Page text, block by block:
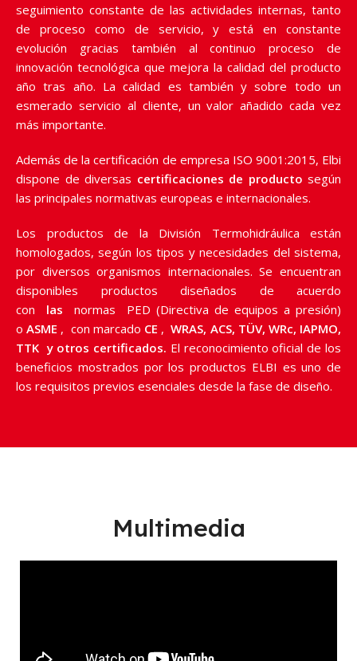
seguimiento constante de las actividades internas, tanto
de proceso como de servicio, y está en constante
evolución gracias también al continuo proceso de
innovación tecnológica que mejora la calidad del producto
año tras año. La calidad es también y sobre todo un
esmerado servicio al cliente, un valor añadido cada vez
más importante.
Además de la certificación de empresa ISO 9001:2015, Elbi
dispone de diversas certificaciones de producto según
las principales normativas europeas e internacionales.
Los productos de la División Termohidráulica están
homologados, según los tipos y necesidades del sistema,
por diversos organismos internacionales. Se encuentran
disponibles productos diseñados de acuerdo
con lasnormas PED (Directiva de equipos a presión)
oASME , con marcado CE ,WRAS, ACS, TÜV, WRc, IAPMO,
TTK y otros certificados. El reconocimiento oficial de los
beneficios mostrados por los productos ELBI es uno de
los requisitos previos esenciales desde la fase de diseño.
Multimedia